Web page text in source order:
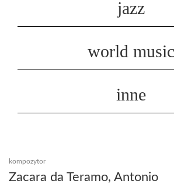
jazz
world music
inne
kompozytor
Zacara da Teramo, Antonio